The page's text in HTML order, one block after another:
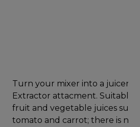
Turn your mixer into a juicer
Extractor attacment. Suitable
fruit and vegetable juices such
tomato and carrot; there is no